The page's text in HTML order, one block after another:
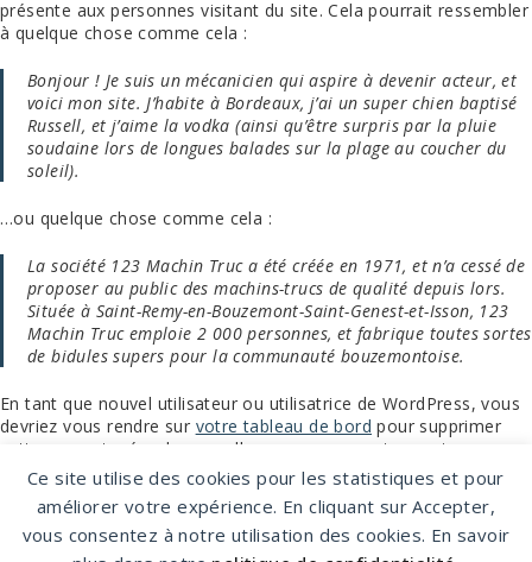
Ce site utilise des cookies pour les statistiques et pour
améliorer votre expérience. En cliquant sur Accepter,
vous consentez à notre utilisation des cookies. En savoir
présente aux personnes visitant du site. Cela pourrait ressembler
à quelque chose comme cela :
Bonjour ! Je suis un mécanicien qui aspire à devenir acteur, et
voici mon site. J’habite à Bordeaux, j’ai un super chien baptisé
Russell, et j’aime la vodka (ainsi qu’être surpris par la pluie
soudaine lors de longues balades sur la plage au coucher du
soleil).
…ou quelque chose comme cela :
La société 123 Machin Truc a été créée en 1971, et n’a cessé de
proposer au public des machins-trucs de qualité depuis lors.
Située à Saint-Remy-en-Bouzemont-Saint-Genest-et-Isson, 123
Machin Truc emploie 2 000 personnes, et fabrique toutes sortes
de bidules supers pour la communauté bouzemontoise.
En tant que nouvel utilisateur ou utilisatrice de WordPress, vous
devriez vous rendre sur votre tableau de bord pour supprimer
cette page et créer de nouvelles pages pour votre contenu.
Amusez-vous bien !